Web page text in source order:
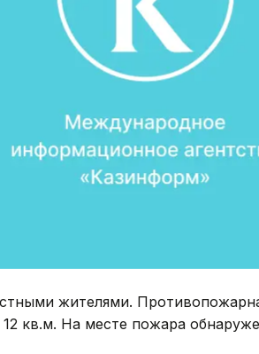
жителями.
кв.м. На месте пожара